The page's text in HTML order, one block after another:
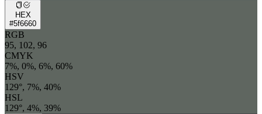
HEX
#5f6660
RGB
95, 102, 96
CMYK
7%, 0%, 6%, 60%
HSV
129°, 7%, 40%
HSL
129°, 4%, 39%